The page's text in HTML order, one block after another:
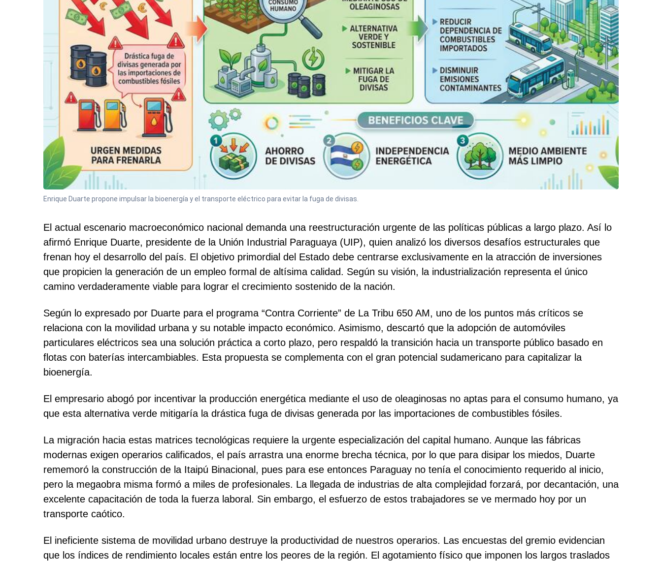
Enrique Duarte propone impulsar la bioenergía y el transporte eléctrico para evitar la fuga de divisas.
El actual escenario macroeconómico nacional demanda una reestructuración urgente de las políticas públicas a largo plazo. Así lo
afirmó Enrique Duarte, presidente de la Unión Industrial Paraguaya (UIP), quien analizó los diversos desafíos estructurales que
frenan hoy el desarrollo del país. El objetivo primordial del Estado debe centrarse exclusivamente en la atracción de inversiones
que propicien la generación de un empleo formal de altísima calidad. Según su visión, la industrialización representa el único
camino verdaderamente viable para lograr el crecimiento sostenido de la nación.
Según lo expresado por Duarte para el programa “Contra Corriente” de La Tribu 650 AM, uno de los puntos más críticos se
relaciona con la movilidad urbana y su notable impacto económico. Asimismo, descartó que la adopción de automóviles
particulares eléctricos sea una solución práctica a corto plazo, pero respaldó la transición hacia un transporte público basado en
flotas con baterías intercambiables. Esta propuesta se complementa con el gran potencial sudamericano para capitalizar la
bioenergía.
El empresario abogó por incentivar la producción energética mediante el uso de oleaginosas no aptas para el consumo humano, ya
que esta alternativa verde mitigaría la drástica fuga de divisas generada por las importaciones de combustibles fósiles.
La migración hacia estas matrices tecnológicas requiere la urgente especialización del capital humano. Aunque las fábricas
modernas exigen operarios calificados, el país arrastra una enorme brecha técnica, por lo que para disipar los miedos, Duarte
rememoró la construcción de la Itaipú Binacional, pues para ese entonces Paraguay no tenía el conocimiento requerido al inicio,
pero la megaobra misma formó a miles de profesionales. La llegada de industrias de alta complejidad forzará, por decantación, una
excelente capacitación de toda la fuerza laboral. Sin embargo, el esfuerzo de estos trabajadores se ve mermado hoy por un
transporte caótico.
El ineficiente sistema de movilidad urbano destruye la productividad de nuestros operarios. Las encuestas del gremio evidencian
que los índices de rendimiento locales están entre los peores de la región. El agotamiento físico que imponen los largos traslados